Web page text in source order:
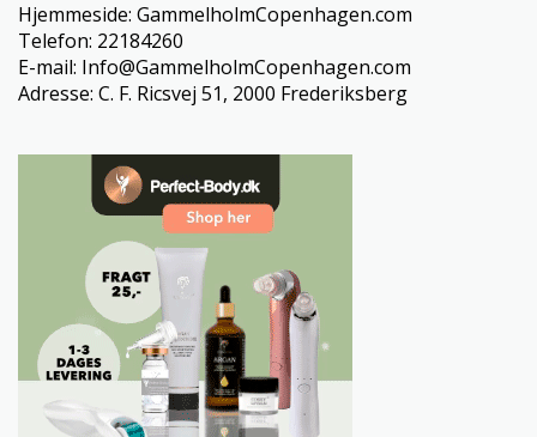
Hjemmeside: GammelholmCopenhagen.com
Telefon: 22184260
E-mail: Info@GammelholmCopenhagen.com
Adresse: C. F. Ricsvej 51, 2000 Frederiksberg